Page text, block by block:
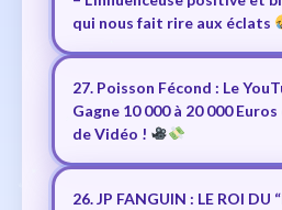
qui nous fait rire aux éclats
27. Poisson Fécond : Le
Gagne 10 000 à 20 000
de Vidéo !
26. JP FANGUIN : LE ROI DU